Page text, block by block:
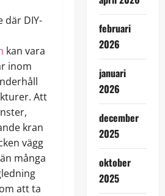
där DIY-
kan vara
inom
Att
kran
vägg
många
att ta
februari
2026
januari
2026
december
2025
oktober
2025